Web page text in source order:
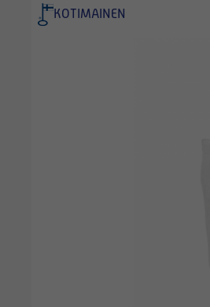
KOTIMAINEN